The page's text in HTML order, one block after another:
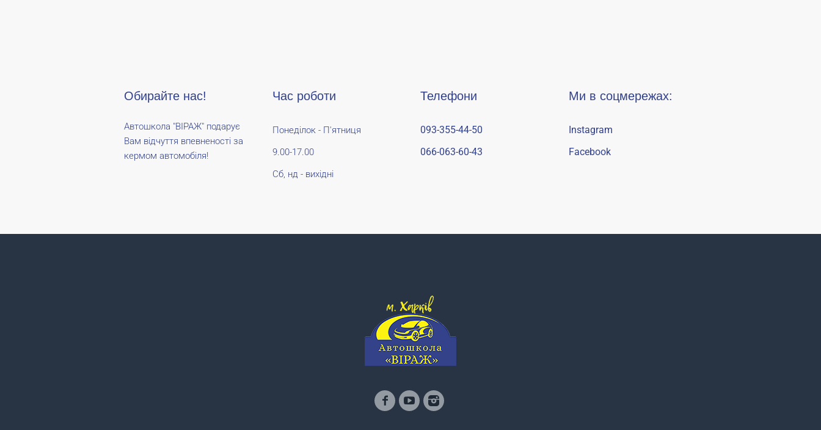
Обирайте нас!
Автошкола "ВІРАЖ" подарує
Вам відчуття впевненості за
кермом автомобіля!
Час роботи
Понеділок - П'ятниця
9.00-17.00
Сб, нд - вихідні
Телефони
093-355-44-50
066-063-60-43
Ми в соцмережах:
Instagram
Facebook